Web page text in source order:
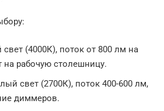
свет (4000К), поток от 800 лм на
на рабочую столешницу.
свет (2700К), поток 400-600 лм,
диммеров.